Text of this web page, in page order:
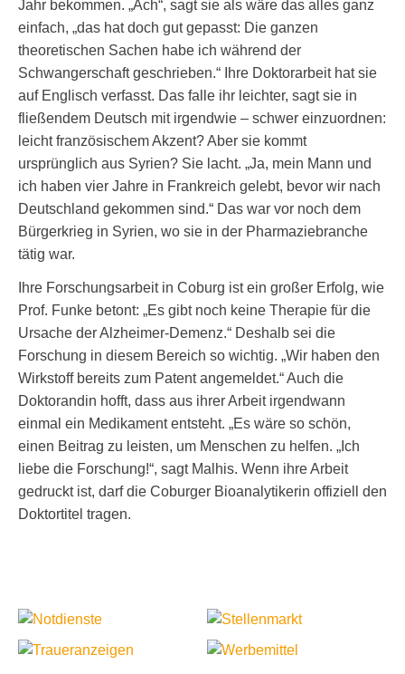
Jahr bekommen. „Ach“, sagt sie als wäre das alles ganz
einfach, „das hat doch gut gepasst: Die ganzen
theoretischen Sachen habe ich während der
Schwangerschaft geschrieben.“ Ihre Doktorarbeit hat sie
auf Englisch verfasst. Das falle ihr leichter, sagt sie in
fließendem Deutsch mit irgendwie – schwer einzuordnen:
leicht französischem Akzent? Aber sie kommt
ursprünglich aus Syrien? Sie lacht. „Ja, mein Mann und
ich haben vier Jahre in Frankreich gelebt, bevor wir nach
Deutschland gekommen sind.“ Das war vor noch dem
Bürgerkrieg in Syrien, wo sie in der Pharmaziebranche
tätig war.
Ihre Forschungsarbeit in Coburg ist ein großer Erfolg, wie
Prof. Funke betont: „Es gibt noch keine Therapie für die
Ursache der Alzheimer-Demenz.“ Deshalb sei die
Forschung in diesem Bereich so wichtig. „Wir haben den
Wirkstoff bereits zum Patent angemeldet.“ Auch die
Doktorandin hofft, dass aus ihrer Arbeit irgendwann
einmal ein Medikament entsteht. „Es wäre so schön,
einen Beitrag zu leisten, um Menschen zu helfen. „Ich
liebe die Forschung!“, sagt Malhis. Wenn ihre Arbeit
gedruckt ist, darf die Coburger Bioanalytikerin offiziell den
Doktortitel tragen.